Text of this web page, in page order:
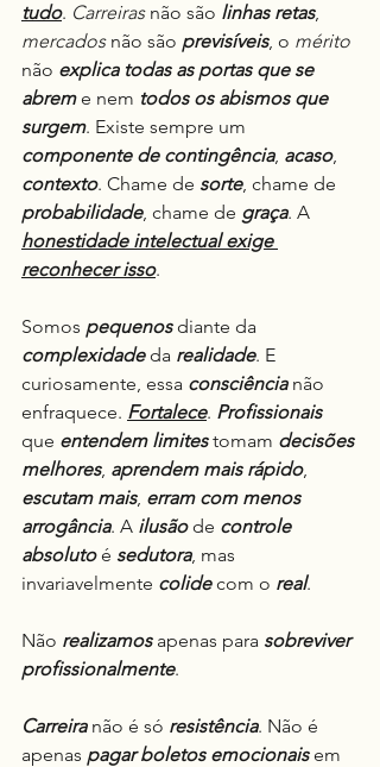
tudo. Carreiras não são linhas retas,
mercados não são previsíveis, o mérito
não explica todas as portas que se
abrem e nem todos os abismos que
surgem. Existe sempre um
componente de contingência, acaso,
contexto. Chame de sorte, chame de
probabilidade, chame de graça. A
honestidade intelectual exige
reconhecer isso.
Somos pequenos diante da
complexidade da realidade. E
curiosamente, essa consciência não
enfraquece. Fortalece. Profissionais
que entendem limites tomam decisões
melhores, aprendem mais rápido,
escutam mais, erram com menos
arrogância. A ilusão de controle
absoluto é sedutora, mas
invariavelmente colide com o real.
Não realizamos apenas para sobreviver
profissionalmente.
Carreira não é só resistência. Não é
apenas pagar boletos emocionais em